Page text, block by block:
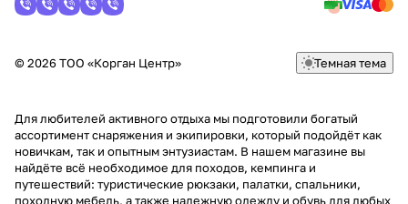
© 2026 ТОО «Корган Центр» Темная тема
Для любителей активного отдыха мы подготовили богатый
ассортимент снаряжения и экипировки, который подойдёт как
новичкам, так и опытным энтузиастам. В нашем магазине вы
найдёте всё необходимое для походов, кемпинга и
путешествий: туристические рюкзаки, палатки, спальники,
походную мебель, а также надежную одежду и обувь для любых